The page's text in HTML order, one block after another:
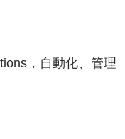
，自動化、管理